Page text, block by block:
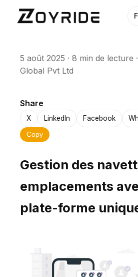
5 août 2025 · 8 min de lecture ·
Global Pvt Ltd
Share
X LinkedIn Facebook
Copy
Gestion des
emplacements
plate-forme